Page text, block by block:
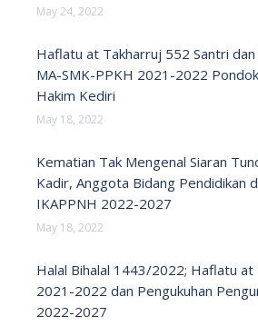
May 24, 2022
Haflatu at Takharruj 552 Santri
MA-SMK-PPKH 2021-2022
Hakim Kediri
May 18, 2022
Kematian Tak Mengenal Siaran
Kadir, Anggota Bidang Pendidikan
IKAPPNH 2022-2027
May 18, 2022
Halal Bihalal 1443/2022; Haflatu at
2021-2022 dan Pengukuhan
2022-2027